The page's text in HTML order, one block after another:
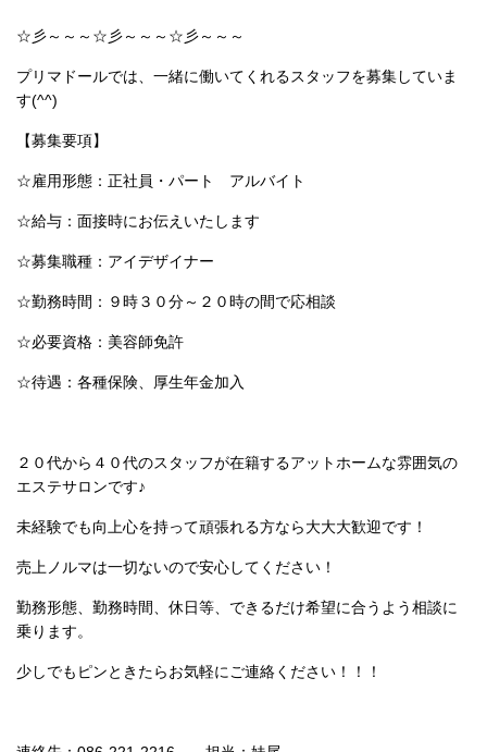
☆彡～～～☆彡～～～☆彡～～～
プリマドールでは、一緒に働いてくれるスタッフを募集していま
す(^^)
【募集要項】
☆雇用形態：正社員・パート アルバイト
☆給与：面接時にお伝えいたします
☆募集職種：アイデザイナー
☆勤務時間：９時３０分～２０時の間で応相談
☆必要資格：美容師免許
☆待遇：各種保険、厚生年金加入
２０代から４０代のスタッフが在籍するアットホームな雰囲気の
エステサロンです♪
未経験でも向上心を持って頑張れる方なら大大大歓迎です！
売上ノルマは一切ないので安心してください！
勤務形態、勤務時間、休日等、できるだけ希望に合うよう相談に
乗ります。
少しでもピンときたらお気軽にご連絡ください！！！